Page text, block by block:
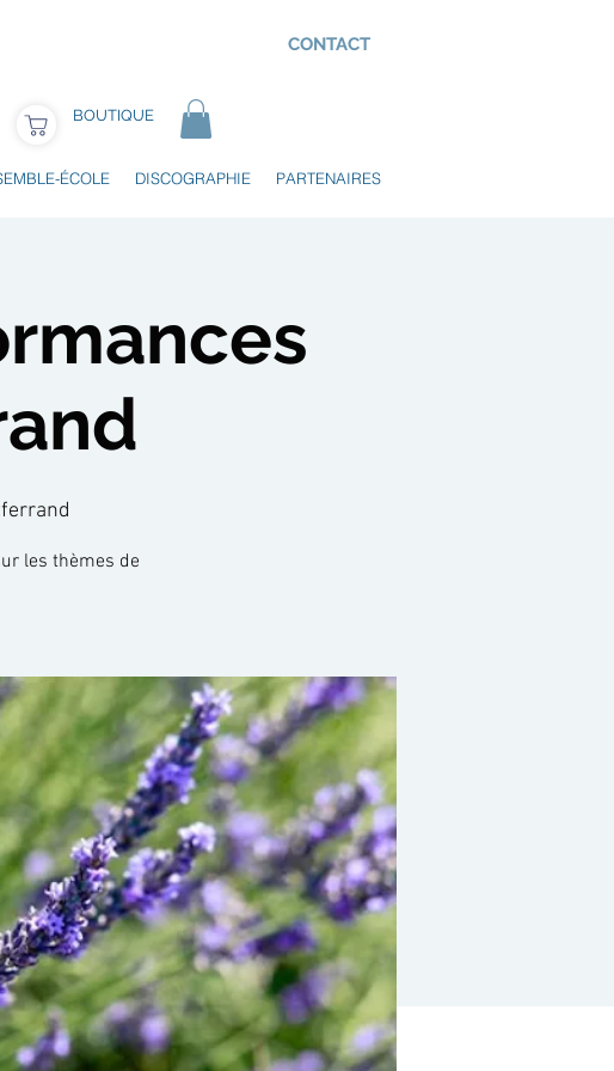
CONTACT
BOUTIQUE
ÉCOLE DISCOGRAPHIE PARTENAIRES
les thèmes de